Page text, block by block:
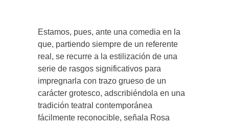
Estamos, pues, ante una comedia en la
que, partiendo siempre de un referente
real, se recurre a la estilización de una
serie de rasgos significativos para
impregnarla con trazo grueso de un
carácter grotesco, adscribiéndola en una
tradición teatral contemporánea
fácilmente reconocible, señala Rosa